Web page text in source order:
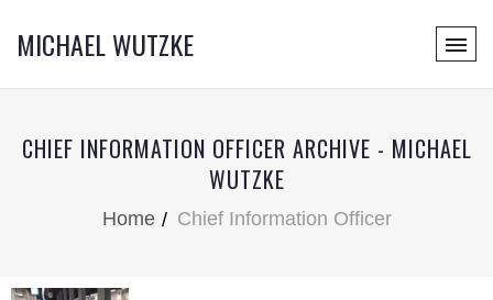
MICHAEL WUTZKE
CHIEF INFORMATION OFFICER ARCHIVE - MICHAEL
WUTZKE
Home Chief Information Officer